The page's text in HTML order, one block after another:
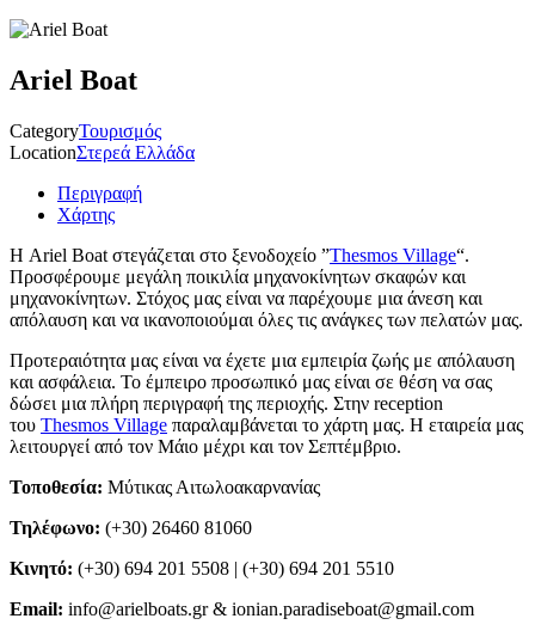
Ariel Boat
CategoryΤουρισμός
LocationΣτερεά Ελλάδα
Περιγραφή
Χάρτης
Η Ariel Boat στεγάζεται στο ξενοδοχείο ”Thesmos Village“.
Προσφέρουμε μεγάλη ποικιλία μηχανοκίνητων σκαφών και
μηχανοκίνητων. Στόχος μας είναι να παρέχουμε μια άνεση και
απόλαυση και να ικανοποιούμαι όλες τις ανάγκες των πελατών μας.
Προτεραιότητα μας είναι να έχετε μια εμπειρία ζωής με απόλαυση
και ασφάλεια. Το έμπειρο προσωπικό μας είναι σε θέση να σας
δώσει μια πλήρη περιγραφή της περιοχής. Στην reception
του Thesmos Village παραλαμβάνεται το χάρτη μας. Η εταιρεία μας
λειτουργεί από τον Μάιο μέχρι και τον Σεπτέμβριο.
Τοποθεσία: Μύτικας Αιτωλοακαρνανίας
Τηλέφωνο: (+30) 26460 81060
Κινητό: (+30) 694 201 5508 | (+30) 694 201 5510
Email: info@arielboats.gr & ionian.paradiseboat@gmail.com